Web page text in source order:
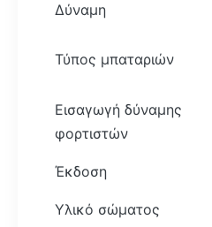
Δύναμη
Τύπος μπαταριών
Εισαγωγή δύναμης
φορτιστών
Έκδοση
Υλικό σώματος